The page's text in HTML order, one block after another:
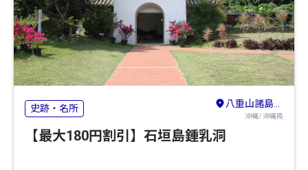
史跡・名所 八重山諸島（石垣島・竹富島・与那国島・西表島）
沖縄/ 沖縄県
【最大180円割引】石垣島鍾乳洞